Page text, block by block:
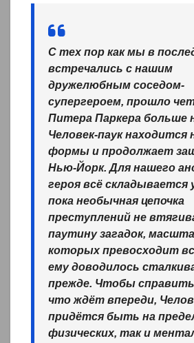
С тех пор как мы в
встречались с нашим
дружелюбным соседом-
супергероем, прошло
Питера Паркера больше
Человек-паук находится
формы и продолжает
Нью-Йорк. Для нашего
героя всё складывается
пока необычная цепочка
преступлений не
паутину загадок,
которых превосходит
ему доводилось
прежде. Чтобы
что ждёт впереди,
придётся быть на
физических, так и